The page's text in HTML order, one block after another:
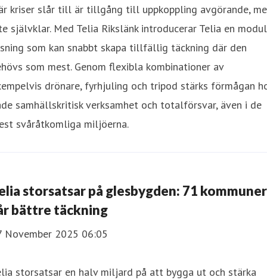
kriser slår till är tillgång till uppkoppling avgörande,
självklar. Med Telia Rikslänk introducerar Telia en
som kan snabbt skapa tillfällig täckning där den
som mest. Genom flexibla kombinationer av
drönare, fyrhjuling och tripod stärks förmågan
samhällskritisk verksamhet och totalförsvar, även i de
svåråtkomliga miljöerna.
storsatsar på glesbygden: 71 kommuner
bättre täckning
November 2025 06:05
storsatsar en halv miljard på att bygga ut och stärka